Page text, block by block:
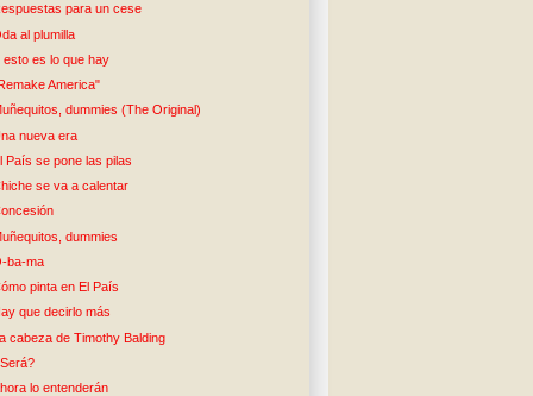
para un cese
al plumilla
esto es lo que hay
America"
dummies (The Original)
nueva era
País se pone las pilas
se va a calentar
dummies
ba-ma
pinta en El País
que decirlo más
cabeza de Timothy Balding
lo entenderán